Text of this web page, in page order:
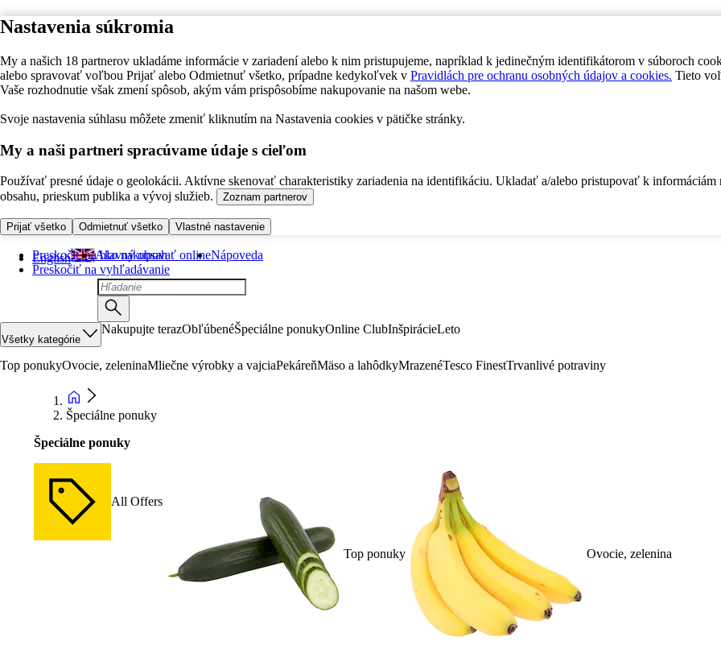
Nastavenia súkromia
My a našich 18 partnerov ukladáme informácie v zariadení alebo k nim pristupujeme, napríklad k jedinečným identifikátorom v súboroch
alebo spravovať voľbou Prijať alebo Odmietnuť všetko, prípadne kedykoľvek v Pravidlách pre ochranu osobných údajov a cookies. Tieto
Vaše rozhodnutie však zmení spôsob, akým vám prispôsobíme nakupovanie na našom webe.
Svoje nastavenia súhlasu môžete zmeniť kliknutím na Nastavenia cookies v pätičke stránky.
My a naši partneri spracúvame údaje s cieľom
Používať presné údaje o geolokácii. Aktívne skenovať charakteristiky zariadenia na identifikáciu. Ukladať a/alebo pristupovať k informáciám
obsahu, prieskum publika a vývoj služieb.
Zoznam partnerov
Prijať všetko Odmietnuť všetko Vlastné nastavenie
Preskočiť na hlavný obsah
Preskočiť na vyhľadávanie
English Ako nakupovať onlineNápoveda
Všetky kategórie
Nakupujte terazObľúbenéŠpeciálne ponukyOnline ClubInšpirácieLeto
Top ponukyOvocie, zeleninaMliečne výrobky a vajciaPekáreňMäso a lahôdkyMrazenéTesco FinestTrvanlivé potraviny
Špeciálne ponuky
Špeciálne ponuky
All Offers
Top ponuky Ovocie, zelenina